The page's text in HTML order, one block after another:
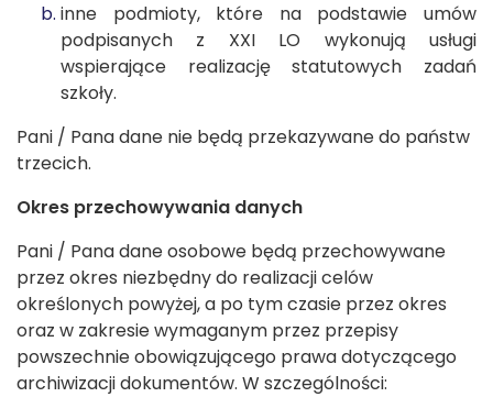
inne podmioty, które na podstawie umów
podpisanych z XXI LO wykonują usługi
wspierające realizację statutowych zadań
szkoły.
Pani / Pana dane nie będą przekazywane do państw
trzecich.
Okres przechowywania danych
Pani / Pana dane osobowe będą przechowywane
przez okres niezbędny do realizacji celów
określonych powyżej, a po tym czasie przez okres
oraz w zakresie wymaganym przez przepisy
powszechnie obowiązującego prawa dotyczącego
archiwizacji dokumentów. W szczególności: